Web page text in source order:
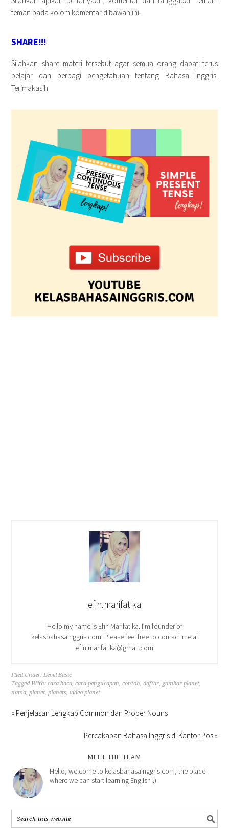
teman pada kolom komentar dibawah ini.
SHARE!!!
Silahkan share materi tersebut agar semua orang dapat terus
belajar dan berbagi pengetahuan tentang Bahasa Inggris.
Terimakasih.
efin.marifatika
Hello my name is Efin Marifatika. I’m founder of
kelasbahasainggris.com. Please feel free to contact me at
efin.marifatika@gmail.com
Filed Under:Level Basic
Tagged With:cara baca,cara pengucapan,contoh,daftar, gambar planet,
nama,planet,planets,video planet
« Penjelasan Lengkap Common dan Proper Nouns
Percakapan Bahasa Inggris di Kantor Pos »
MEET THE TEAM
Hello, welcome to kelasbahasainggris.com, the place
where we can start learning English ;)